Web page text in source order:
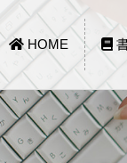
HOME